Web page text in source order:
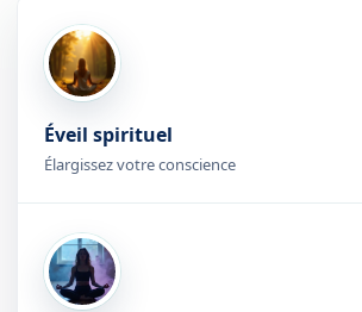
Éveil spirituel
Élargissez votre conscience